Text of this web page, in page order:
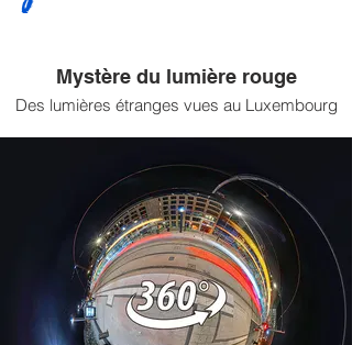
Mystère du lumière rouge
Des lumières étranges vues au Luxembourg